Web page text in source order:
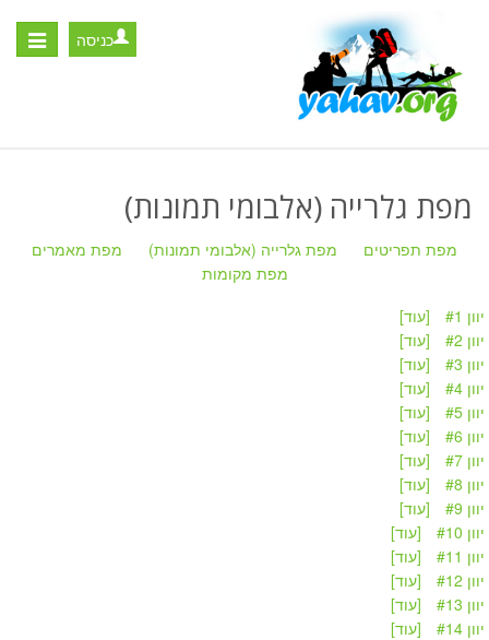
Toggle
כניסה
מפת גלרייה (אלבומי תמונות)
מפת תפריטים מפת גלרייה (אלבומי תמונות)
מפת מאמרים
מפת מקומות
#1
[עוד]
#2
[עוד]
#3
[עוד]
#4
[עוד]
#5
[עוד]
#6
[עוד]
#7
[עוד]
#8
[עוד]
#9
[עוד]
#10
[עוד]
#11
[עוד]
#12
[עוד]
#13
[עוד]
#14
[עוד]